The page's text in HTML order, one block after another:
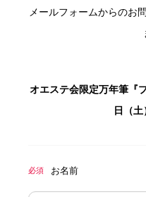
メールフォームからのお
オエステ会限定万年筆『
日（土
必須 お名前